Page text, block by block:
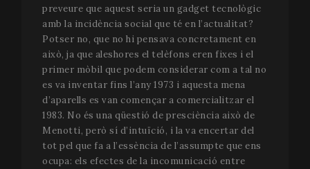
preveure que aquest seria un gadget tecnològic
amb la incidència social que té en l’actualitat?
Potser no, que no hi pensava concretament en
això, ja que aleshores el telèfons eren fixes i el
primer mòbil que podem considerar com a tal no
es va inventar fins l’any 1973 i aquesta mena
d’aparells es van començar a comercialitzar el
1983. No és una qüestió de presciència això de
Menotti, però sí d’intuïció, i la va encertar del
tot pel que fa a l’essència de l’assumpte que ens
ocupa: els efectes de la incomunicació entre